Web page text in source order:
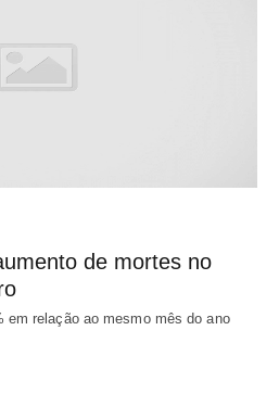
de mortes no
em relação ao mesmo mês do ano